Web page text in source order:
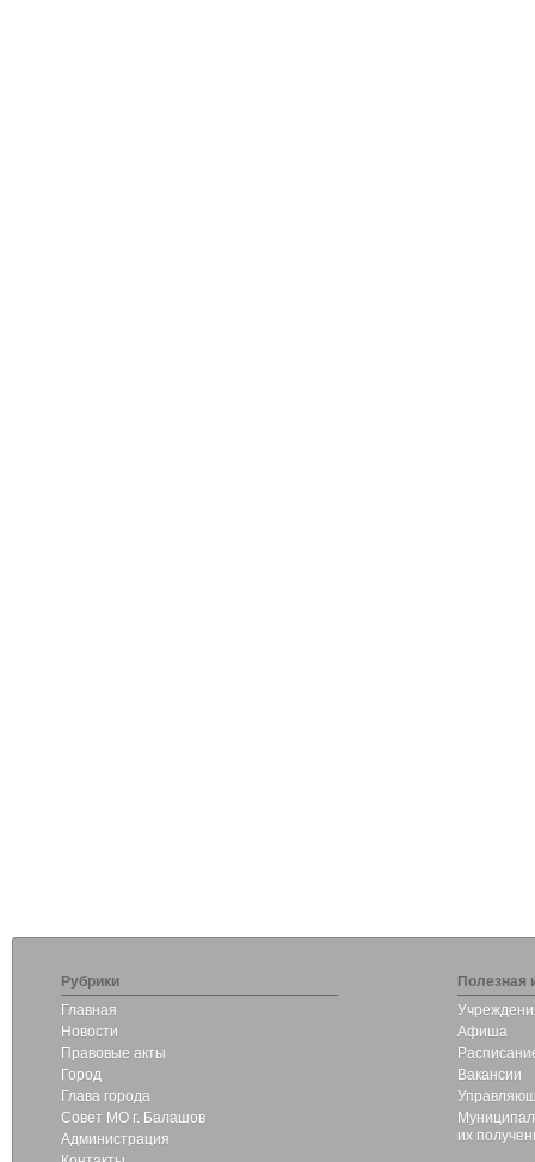
Рубрики
Главная
Новости
Правовые акты
Город
Глава города
Совет МО г. Балашов
Администрация
Полезная
Афиша
Вакансии
их